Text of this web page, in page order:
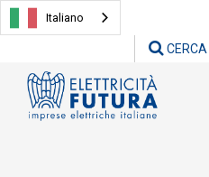
Italiano
CERCA